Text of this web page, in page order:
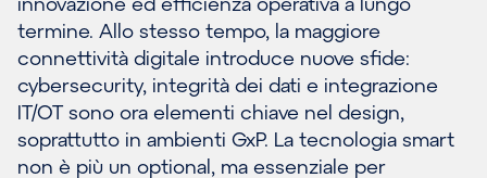
termine. Allo stesso tempo, la maggiore
connettività digitale introduce nuove sfide:
cybersecurity, integrità dei dati e integrazione
IT/OT sono ora elementi chiave nel design,
soprattutto in ambienti GxP. La tecnologia smart
non è più un optional, ma essenziale per